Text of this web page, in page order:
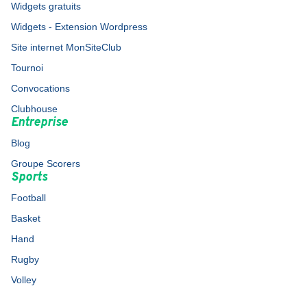
Widgets gratuits
Widgets - Extension Wordpress
Site internet MonSiteClub
Tournoi
Convocations
Clubhouse
Entreprise
Blog
Groupe Scorers
Sports
Football
Basket
Hand
Rugby
Volley